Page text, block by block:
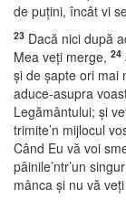
de puţini, încât vi
23 Dacă nici după
Mea veţi merge, 24
şi de şapte ori mai
aduce-asupra
Legământului; şi
trimite’n mijlocul
Când Eu vă voi
pâinile’ntr’un
mânca şi nu vă